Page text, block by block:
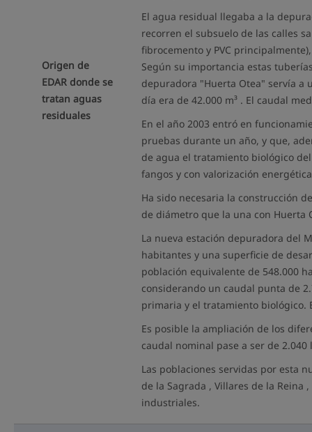
Origen de
EDAR donde se
tratan aguas
residuales
El agua residual llegaba a la
recorren el subsuelo de las calles
fibrocemento y PVC
Según su importancia estas
depuradora "Huerta Otea" servía a
día era de 42.000 m³ . El caudal
En el año 2003 entró en
pruebas durante un año, y que,
de agua el tratamiento biológico
fangos y con valorización
Ha sido necesaria la construcción
de diámetro que la una con Huerta
La nueva estación depuradora del
habitantes y una superficie de
población equivalente de 548.000
considerando un caudal punta de
primaria y el tratamiento biológico.
Es posible la ampliación de los
caudal nominal pase a ser de 2.040
Las poblaciones servidas por esta
de la Sagrada , Villares de la Reina
industriales.